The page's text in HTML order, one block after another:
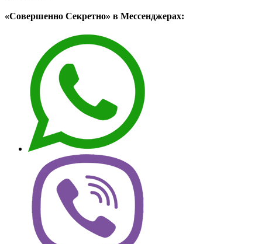
«Совершенно Секретно» в Мессенджерах: